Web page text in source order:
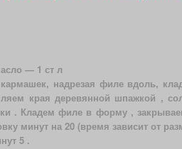
— 1 ст л
надрезая филе вдоль,
края деревянной шпажкой ,
. Кладем филе в форму ,
минут на 20 (время зависит от
5 .